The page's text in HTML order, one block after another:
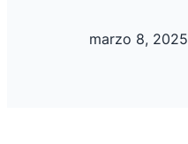
marzo 8, 2025